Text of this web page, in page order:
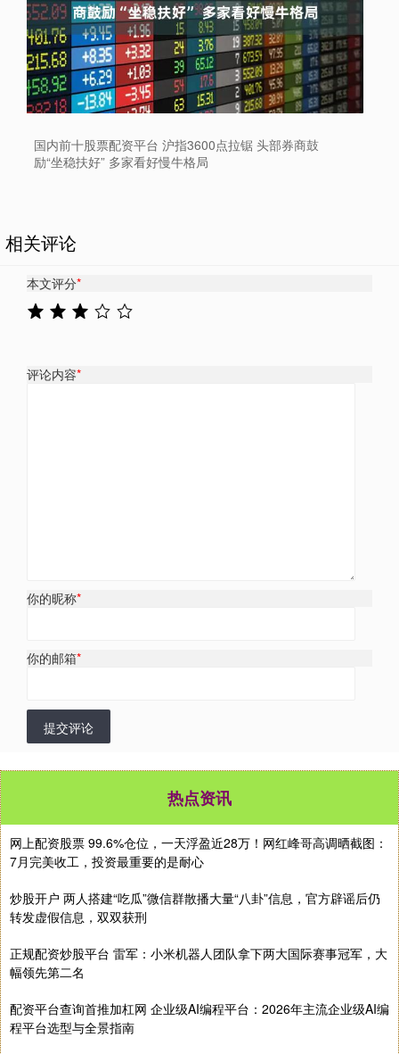
国内前十股票配资平台 沪指3600点拉锯 头部券商鼓
励“坐稳扶好” 多家看好慢牛格局
相关评论
本文评分*
评论内容*
你的昵称*
你的邮箱*
提交评论
热点资讯
网上配资股票 99.6%仓位，一天浮盈近28万！网红峰哥高调晒截图：
7月完美收工，投资最重要的是耐心
炒股开户 两人搭建“吃瓜”微信群散播大量“八卦”信息，官方辟谣后仍
转发虚假信息，双双获刑
正规配资炒股平台 雷军：小米机器人团队拿下两大国际赛事冠军，大
幅领先第二名
配资平台查询首推加杠网 企业级AI编程平台：2026年主流企业级AI编
程平台选型与全景指南